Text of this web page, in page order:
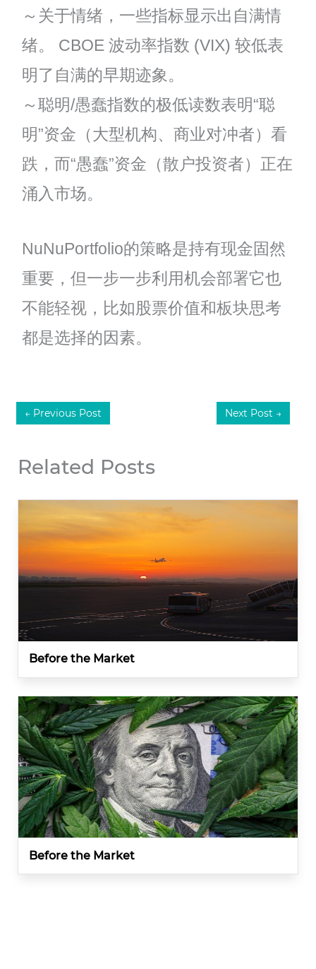
～关于情绪，一些指标显示出自满情
绪。 CBOE 波动率指数 (VIX) 较低表
明了自满的早期迹象。
～聪明/愚蠢指数的极低读数表明“聪
明”资金（大型机构、商业对冲者）看
跌，而“愚蠢”资金（散户投资者）正在
涌入市场。
NuNuPortfolio的策略是持有现金固然
重要，但一步一步利用机会部署它也
不能轻视，比如股票价值和板块思考
都是选择的因素。
← Previous Post Next Post →
Related Posts
Before the Market
Before the Market